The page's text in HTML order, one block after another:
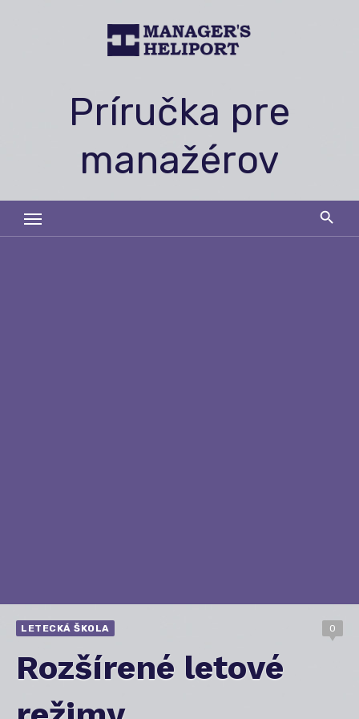
Príručka pre
manažérov
LETECKÁ ŠKOLA 0
Rozšírené letové